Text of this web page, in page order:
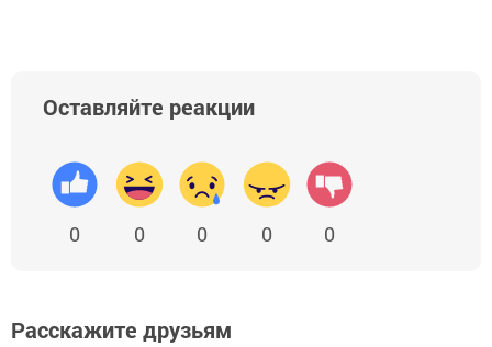
Оставляйте реакции
0 0 0 0 0
Расскажите друзьям